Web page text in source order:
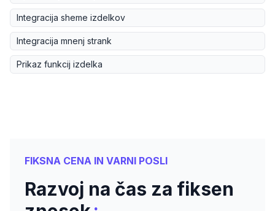
Integracija sheme izdelkov
Integracija mnenj strank
Prikaz funkcij izdelka
FIKSNA CENA IN VARNI POSLI
Razvoj na čas za fiksen